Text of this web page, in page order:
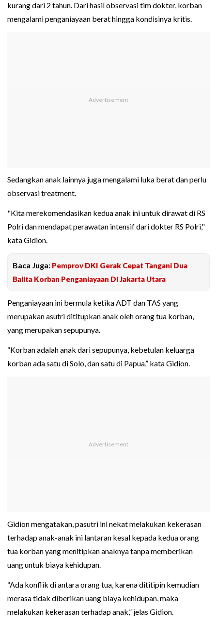
kurang dari 2 tahun. Dari hasil observasi tim dokter, korban
mengalami penganiayaan berat hingga kondisinya kritis.
Sedangkan anak lainnya juga mengalami luka berat dan perlu
observasi treatment.
"Kita merekomendasikan kedua anak ini untuk dirawat di RS
Polri dan mendapat perawatan intensif dari dokter RS Polri,"
kata Gidion.
Baca Juga: Pemprov DKI Gerak Cepat Tangani Dua
Balita Korban Penganiayaan Di Jakarta Utara
Penganiayaan ini bermula ketika ADT dan TAS yang
merupakan asutri dititupkan anak oleh orang tua korban,
yang merupakan sepupunya.
“Korban adalah anak dari sepupunya, kebetulan keluarga
korban ada satu di Solo, dan satu di Papua,” kata Gidion.
Gidion mengatakan, pasutri ini nekat melakukan kekerasan
terhadap anak-anak ini lantaran kesal kepada kedua orang
tua korban yang menitipkan anaknya tanpa memberikan
uang untuk biaya kehidupan.
“Ada konflik di antara orang tua, karena dititipin kemudian
merasa tidak diberikan uang biaya kehidupan, maka
melakukan kekerasan terhadap anak,” jelas Gidion.